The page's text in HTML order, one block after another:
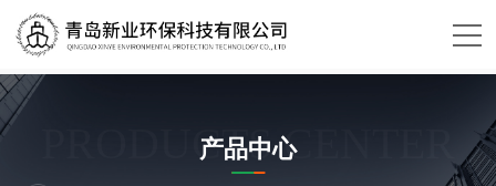
PRODUCTS CENTER
产品中心